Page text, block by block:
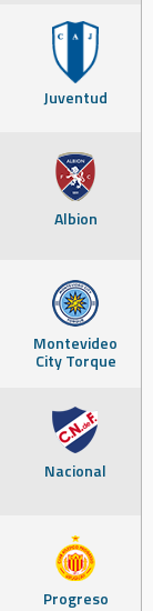
Juventud
Albion
Montevideo
City Torque
Nacional
Progreso